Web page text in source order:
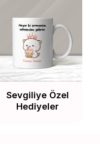
Sevgiliye Özel
Hediyeler